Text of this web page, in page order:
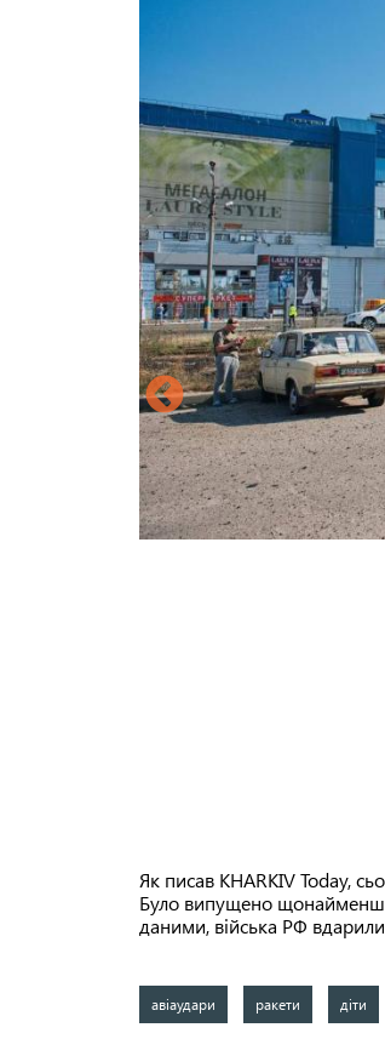
Як писав KHARKIV Today,
Було випущено
даними, війська РФ
авіаудари ракети діти